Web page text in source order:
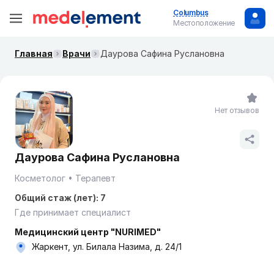
Columbus
Местоположение
Главная Врачи Даурова Сафина Руслановна
Даурова Сафина Руслановна
Косметолог
Терапевт
Общий стаж (лет): 7
Где принимает специалист
Медицинский центр "NURIMED"
Жаркент, ул. Билала Назима, д. 24/1
Нет отзывов